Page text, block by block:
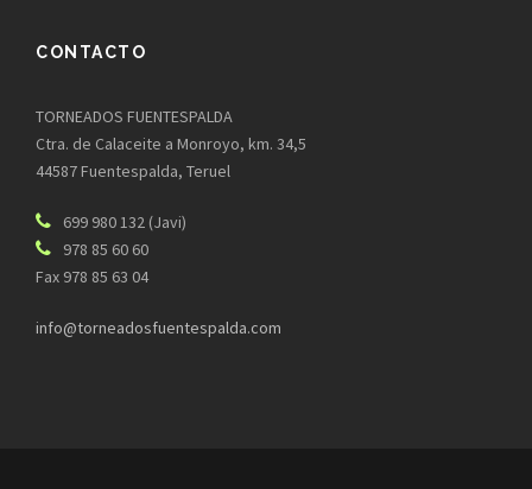
CONTACTO
TORNEADOS FUENTESPALDA
Ctra. de Calaceite a Monroyo, km. 34,5
44587 Fuentespalda, Teruel
699 980 132 (Javi)
978 85 60 60
Fax 978 85 63 04
info@torneadosfuentespalda.com